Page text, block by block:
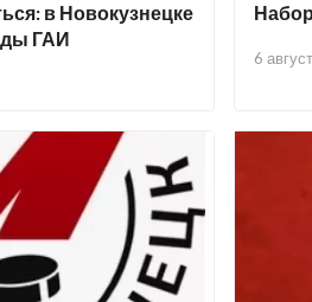
в Новокузнецке
ГАИ
6